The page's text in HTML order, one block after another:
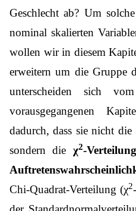
Geschlecht ab? Um
nominal skalierten
wollen wir in diesem
erweitern um die Gruppe
unterscheiden sich
vorausgegangenen
dadurch, dass sie nicht
sondern die χ2-Verteilung
Chi-Quadrat-Verteilung (χ2